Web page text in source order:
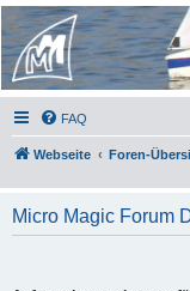
Micro Magic
Deutschland
FAQ
Webseite Foren-
Micro Magic Forum